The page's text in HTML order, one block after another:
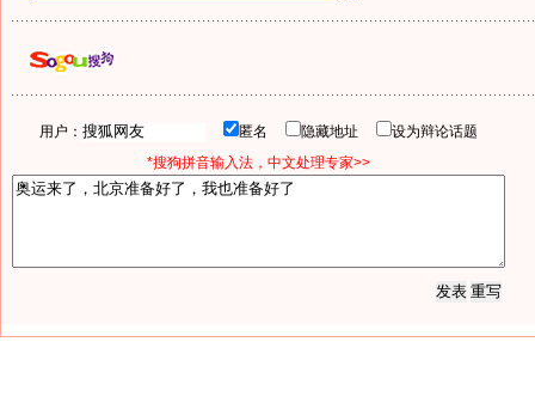
用户： 匿名 隐藏地址
设为辩论话题
*搜狗拼音输入法，中文处理专家>>